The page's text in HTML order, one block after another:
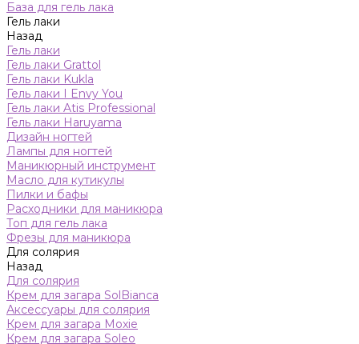
База для гель лака
Гель лаки
Назад
Гель лаки
Гель лаки Grattol
Гель лаки Kukla
Гель лаки I Envy You
Гель лаки Atis Professional
Гель лаки Haruyama
Дизайн ногтей
Лампы для ногтей
Маникюрный инструмент
Масло для кутикулы
Пилки и бафы
Расходники для маникюра
Топ для гель лака
Фрезы для маникюра
Для солярия
Назад
Для солярия
Крем для загара SolBianca
Аксессуары для солярия
Крем для загара Moxie
Крем для загара Soleo